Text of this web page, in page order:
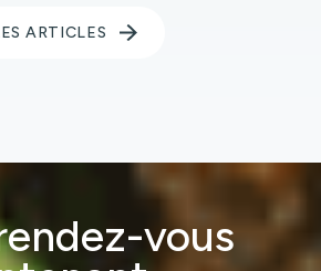
ARTICLES
vous